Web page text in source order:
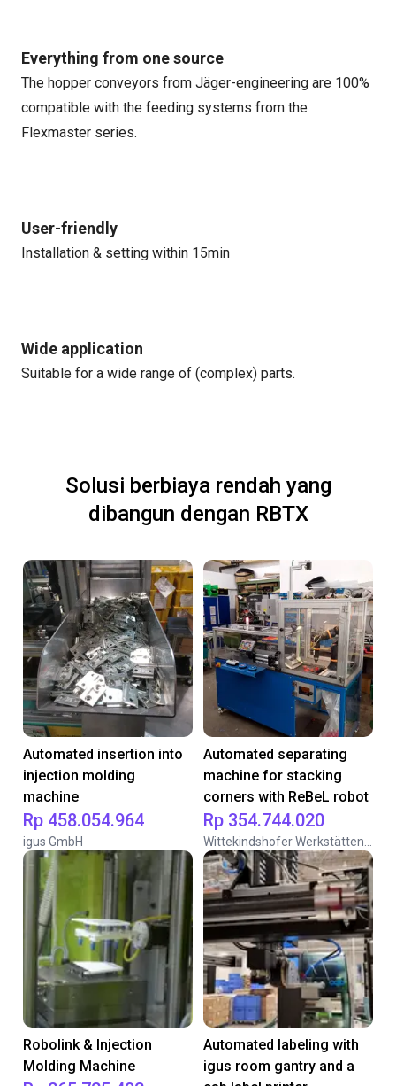
Everything from one source
The hopper conveyors from Jäger-engineering are 100%
compatible with the feeding systems from the
Flexmaster series.
User-friendly
Installation & setting within 15min
Wide application
Suitable for a wide range of (complex) parts.
Solusi berbiaya rendah yang
dibangun dengan RBTX
Automated insertion into
injection molding
machine
Rp 458.054.964
igus GmbH
Automated separating
machine for stacking
corners with ReBeL robot
Rp 354.744.020
Robolink & Injection
Molding Machine
Automated labeling with
igus room gantry and a